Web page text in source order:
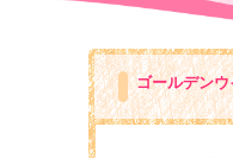
ゴールデン